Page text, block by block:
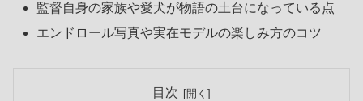
監督自身の家族や愛犬が物語の土台になっている点
エンドロール写真や実在モデルの楽しみ方のコツ
目次